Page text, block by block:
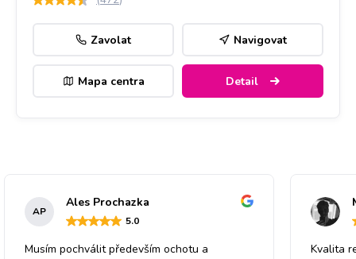
Zavolat Navigovat
Mapa centra Detail
AP
Ales Prochazka
5.0
Musím pochválit především ochotu a
Kvalita